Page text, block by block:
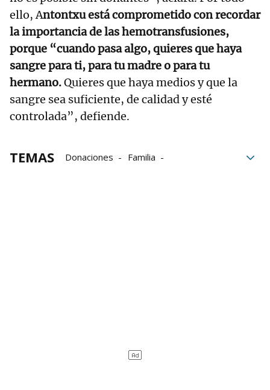
ello, Antontxu está comprometido con recordar
la importancia de las hemotransfusiones,
porque “cuando pasa algo, quieres que haya
sangre para ti, para tu madre o para tu
hermano.Quieres que haya medios y que la
sangre sea suficiente, de calidad y esté
controlada”, defiende.
TEMAS Donaciones
Familia